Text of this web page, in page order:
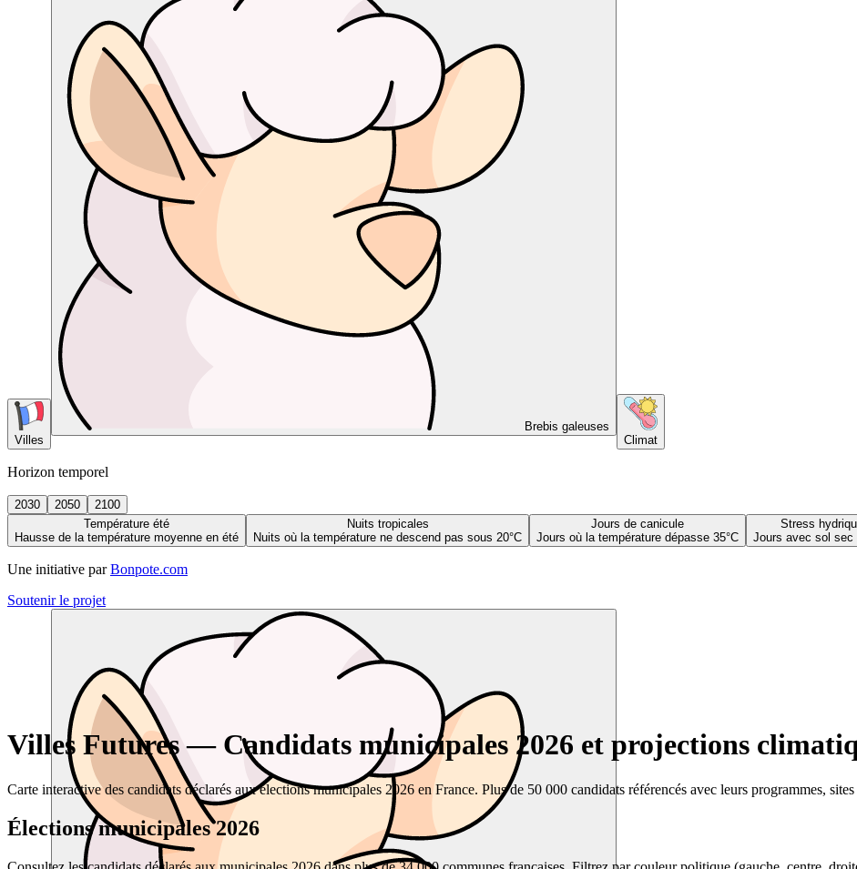
Villes
Brebis galeuses
Climat
Horizon temporel
2030 2050
2100
Température été
Hausse de la température moyenne en été
Nuits tropicales
Nuits où la température ne descend pas sous 20°C
Jours de canicule
Jours où la température dépasse 35°C
Stress
Jours avec sol sec
Une initiative par Bonpote.com
Soutenir le projet
Villes Futures — Candidats municipales 2026 et projections
Carte interactive des candidats déclarés aux élections municipales 2026 en France. Plus de 50 000 candidats référencés avec leurs programmes,
Élections municipales 2026